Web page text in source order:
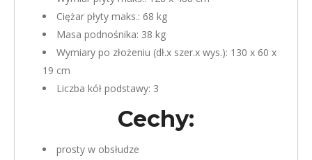
Ciężar płyty maks.: 68 kg
Masa podnośnika: 38 kg
Wymiary po złożeniu (dł.x szer.x wys.): 130 x 60 x
19 cm
Liczba kół podstawy: 3
Cechy:
prosty w obsłudze